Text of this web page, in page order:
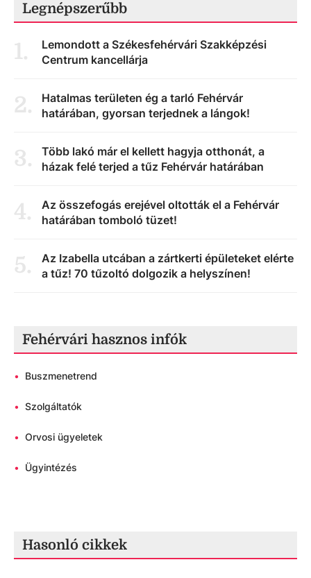
Legnépszerűbb
1.
Lemondott a Székesfehérvári Szakképzési
Centrum kancellárja
2.
Hatalmas területen ég a tarló Fehérvár
határában, gyorsan terjednek a lángok!
3.
Több lakó már el kellett hagyja otthonát, a
házak felé terjed a tűz Fehérvár határában
4.
Az összefogás erejével oltották el a Fehérvár
határában tomboló tüzet!
5.
Az Izabella utcában a zártkerti épületeket elérte
a tűz! 70 tűzoltó dolgozik a helyszínen!
Fehérvári hasznos infók
• Buszmenetrend
• Szolgáltatók
• Orvosi ügyeletek
• Ügyintézés
Hasonló cikkek